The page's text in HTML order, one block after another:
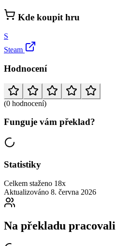
Kde koupit hru
S
Steam
Hodnocení
(0 hodnocení)
Funguje vám překlad?
Statistiky
Celkem staženo 18x
Aktualizováno 8. června 2026
Na překladu pracovali